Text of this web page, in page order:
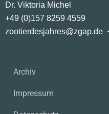
Dr. Viktoria Michel
+49 (0)157 8259 4559
zootierdesjahres@zgap.de
Archiv
Impressum